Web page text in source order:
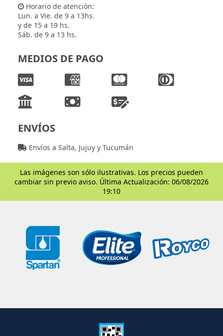
Horario de atención:
Lun. a Vie. de 9 a 13hs.
y de 15 a 19 hs.
Sáb. de 9 a 13 hs.
MEDIOS DE PAGO
ENVÍOS
Envíos a Salta, Jujuy y Tucumán
Las imágenes son sólo ilustrativas. Los precios pueden
cambiar sin previo aviso. Última Actualización: 06/08/2026
19:10